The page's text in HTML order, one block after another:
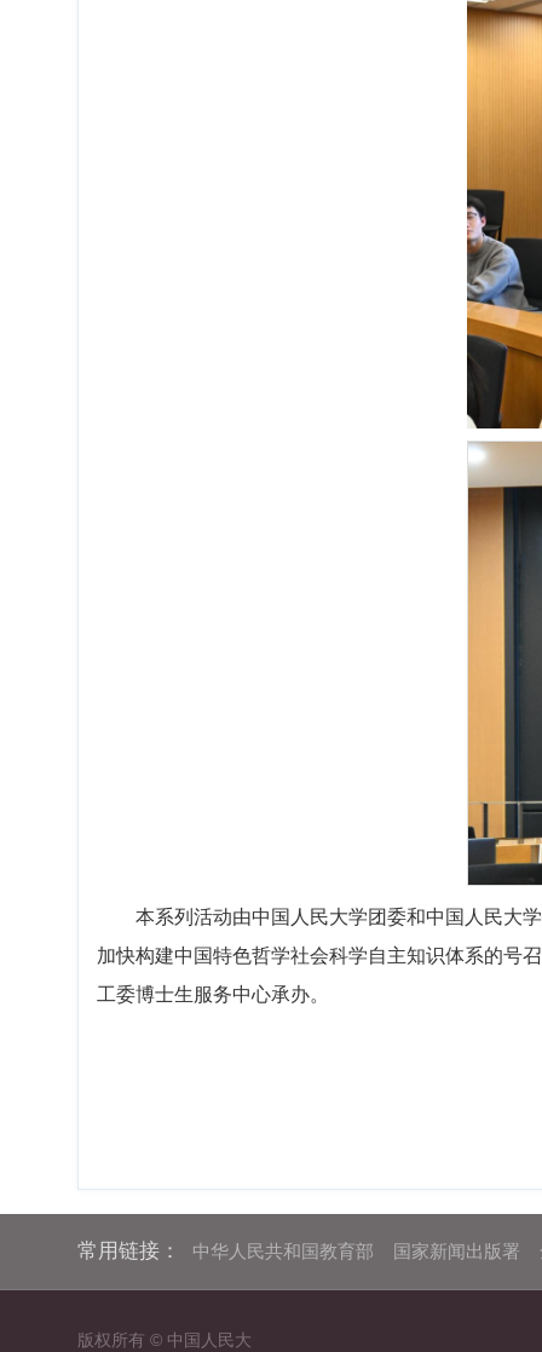
本系列活动由中国人民大学团委和中国人民大
加快构建中国特色哲学社会科学自主知识体系的号
工委博士生服务中心承办。
常用链接： 中华人民共和国教育部 国家新闻出版署
版权所有 © 中国人民大